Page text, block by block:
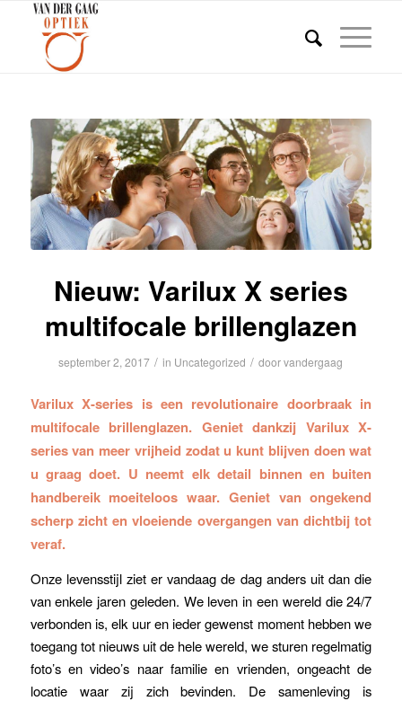
Nieuw: Varilux X series
multifocale brillenglazen
september 2, 2017 / in Uncategorized / doorvandergaag
Varilux X-series is een revolutionaire doorbraak in
multifocale brillenglazen. Geniet dankzij Varilux X-
series van meer vrijheid zodat u kunt blijven doen wat
u graag doet. U neemt elk detail binnen en buiten
handbereik moeiteloos waar. Geniet van ongekend
scherp zicht en vloeiende overgangen van dichtbij tot
veraf.
Onze levensstijl ziet er vandaag de dag anders uit dan die
van enkele jaren geleden. We leven in een wereld die 24/7
verbonden is, elk uur en ieder gewenst moment hebben we
toegang tot nieuws uit de hele wereld, we sturen regelmatig
foto’s en video’s naar familie en vrienden, ongeacht de
locatie waar zij zich bevinden. De samenleving is